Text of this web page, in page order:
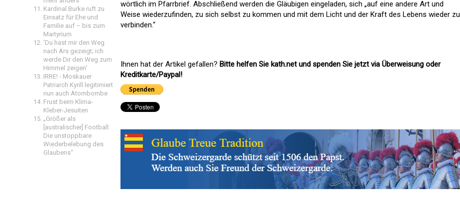
Kardinal Burke ruft zu
Einsatz für Ehe und
Familie auf – bis zum
Martyrium
'Du hast mir den Weg
nach Ars gezeigt; ich
werde Dir den Weg zum
Himmel zeigen'
IRRE! - Moskauer
Patriarch Kyrill legitimiert
nun auch Atombombe
Frust beim Klima-
Kleber-Jesuiten
„Größer als
[australischer] Football:
Die unstoppbare
Wiederbelebung des
Glaubens“
wörtlich im Pfarrbrief. Abschließend werden die Gläubigen eingeladen, sich „auf eine andere Art und
Weise wiederzufinden, zu sich selbst zu kommen und mit dem Licht und der Kraft des Lebens wieder zu
verbinden.“
Ihnen hat der Artikel gefallen? Bitte helfen Sie kath.net und spenden Sie jetzt via Überweisung oder
Kreditkarte/Paypal!